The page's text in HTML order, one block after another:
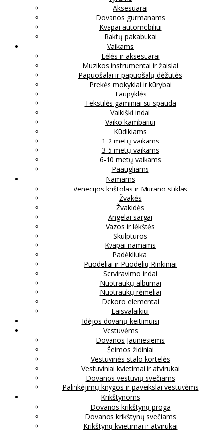
Aksesuarai
Dovanos gurmanams
Kvapai automobiliui
Raktų pakabukai
Vaikams
Lėlės ir aksesuarai
Muzikos instrumentai ir žaislai
Papuošalai ir papuošalų dėžutės
Prekės mokyklai ir kūrybai
Taupyklės
Tekstilės gaminiai su spauda
Vaikiški indai
Vaiko kambariui
Kūdikiams
1-2 metų vaikams
3-5 metų vaikams
6-10 metų vaikams
Paaugliams
Namams
Venecijos krištolas ir Murano stiklas
Žvakės
Žvakidės
Angelai sargai
Vazos ir lėkštės
Skulptūros
Kvapai namams
Padėkliukai
Puodeliai ir Puodelių Rinkiniai
Serviravimo indai
Nuotraukų albumai
Nuotraukų rėmeliai
Dekoro elementai
Laisvalaikiui
Idėjos dovanų keitimuisi
Vestuvėms
Dovanos Jauniesiems
Šeimos židiniai
Vestuvinės stalo kortelės
Vestuviniai kvietimai ir atvirukai
Dovanos vestuvių svečiams
Palinkėjimų knygos ir paveikslai vestuvėms
Krikštynoms
Dovanos krikštynų proga
Dovanos krikštynų svečiams
Krikštynų kvietimai ir atvirukai